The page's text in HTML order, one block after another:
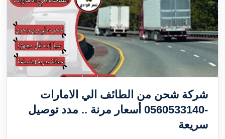
شركة شحن من الطائف الي الامارات
-0560533140 أسعار مرنة .. مدد توصيل
سريعة